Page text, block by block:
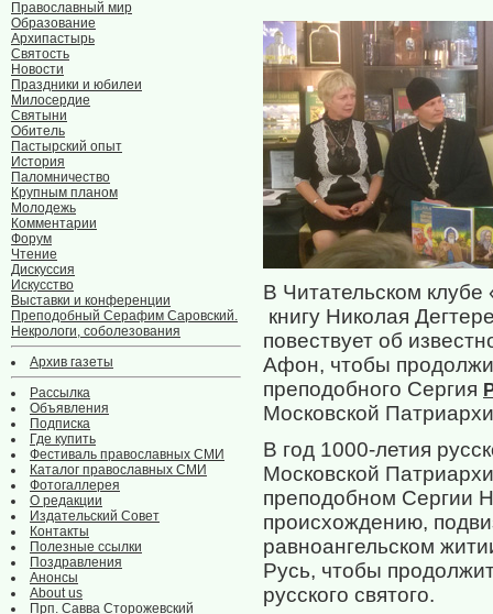
Православный мир
Образование
Архипастырь
Святость
Новости
Праздники и юбилеи
Милосердие
Святыни
Обитель
Пастырский опыт
История
Паломничество
Крупным планом
Молодежь
Комментарии
Форум
Чтение
Дискуссия
Искусство
Выставки и конференции
Преподобный Серафим Саровский.
Некрологи, соболезования
Архив газеты
Рассылка
Объявления
Подписка
Где купить
Фестиваль православных СМИ
Каталог православных СМИ
Фотогаллерея
О редакции
Издательский Совет
Контакты
Полезные ссылки
Поздравления
Анонсы
About us
Прп. Савва Сторожевский
В Читательском
книгу Николая
повествует об
Афон, чтобы
преподобного Сергия
Московской
В год 1000-летия
Московской
преподобном Сергии
происхождению,
равноангельском
Русь, чтобы
русского святого.